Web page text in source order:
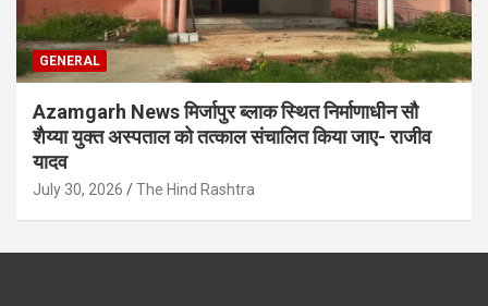
GENERAL
Azamgarh News मिर्जापुर ब्लाक स्थित निर्माणाधीन सौ
शैय्या युक्त अस्पताल को तत्काल संचालित किया जाए- राजीव
यादव
July 30, 2026 The Hind Rashtra